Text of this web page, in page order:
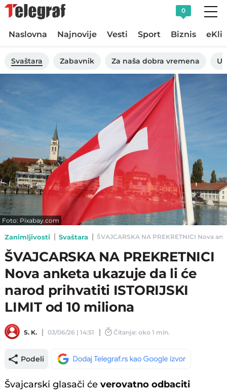
0
Naslovna Najnovije Vesti Sport Biznis
Svaštara Zabavnik Za naša dobra vremena
Foto: Pixabay.com
Zanimljivosti Svaštara ŠVAJCARSKA NA PREKRETNICI Nova
ŠVAJCARSKA NA PREKRETNICI
Nova anketa ukazuje da li će
narod prihvatiti ISTORIJSKI
LIMIT od 10 miliona
S. K. 03/06/26 | 14:51 Čitanje: oko 1 min.
Podeli
Švajcarski glasači ćeverovatno odbaciti